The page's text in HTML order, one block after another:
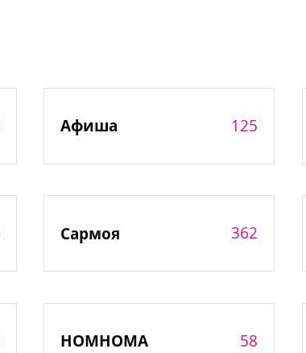
Афиша 125
Сармоя 362
НОМНОМА 58